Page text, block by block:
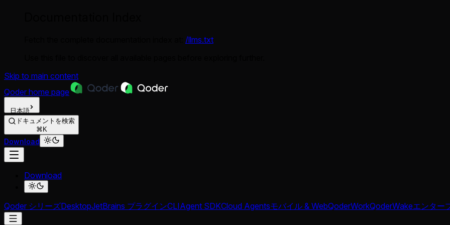
/llms.txt
Skip to main content
Qoder home page
日本語
ドキュメントを検索
⌘K
Download
Download
Qoder シリーズDesktopJetBrains プラグインCLIAgent SDKCloud Agentsモバイル & WebQoderWorkQoderWakeエンター